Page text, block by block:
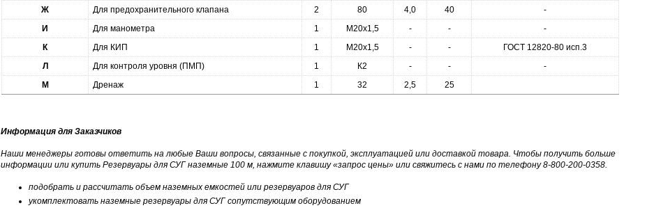
Ж
Для предохранительного клапана 2 80 4,0 40
-
И
Для манометра 1 М20х1,5 - -
-
К
Для КИП 1 М20х1,5 - -
ГОСТ 12820-80 исп.3
Л
Для контроля уровня (ПМП) 1 К2 - -
-
М
Дренаж 1 32 2,5 25
Информация для Заказчиков
Наши менеджеры готовы ответить на любые Ваши вопросы, связанные с покупкой, эксплуатацией или доставкой товара. Чтобы получить больше
информации или купить Резервуары для СУГ наземные 100 м, нажмите клавишу «запрос цены» или свяжитесь с нами по телефону 8-800-200-0358.
подобрать и рассчитать объем наземных емкостей или резервуаров для СУГ
укомплектовать наземные резервуары для СУГ сопутствующим оборудованием